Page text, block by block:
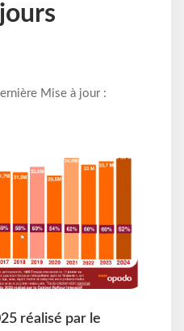
Mise à jour :
réalisé par le